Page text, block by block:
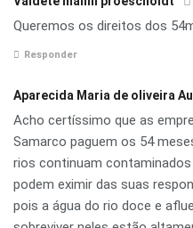
Queremos os direitos dos
Responder
Aparecida Maria de oliveira
Acho certíssimo que as
Samarco paguem os 54
rios continuam
podem eximir das suas
pois a água do rio doce e